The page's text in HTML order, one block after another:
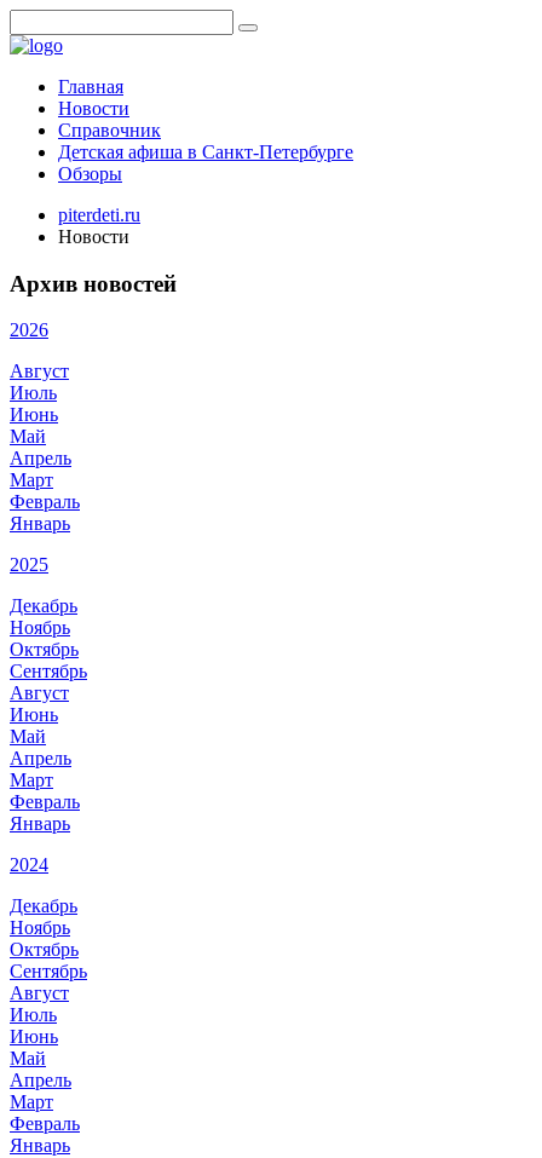
Главная
Новости
Справочник
Детская афиша в Санкт-Петербурге
Обзоры
piterdeti.ru
Новости
Архив новостей
2026
Август
Июль
Июнь
Май
Апрель
Март
Февраль
Январь
2025
Декабрь
Ноябрь
Октябрь
Сентябрь
Август
Июнь
Май
Апрель
Март
Февраль
Январь
2024
Декабрь
Ноябрь
Октябрь
Сентябрь
Август
Июль
Июнь
Май
Апрель
Март
Февраль
Январь